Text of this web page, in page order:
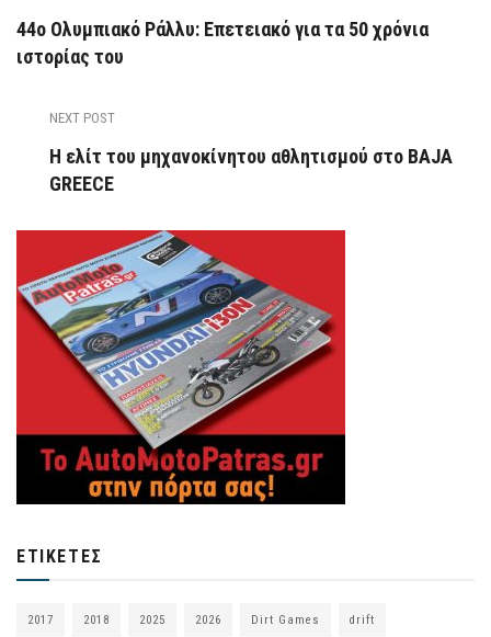
44o Ολυμπιακό Ράλλυ: Επετειακό για τα 50 χρόνια
ιστορίας του
NEXT POST
Η ελίτ του μηχανοκίνητου αθλητισμού στο BAJA
GREECΕ
ΕΤΙΚΈΤΕΣ
2017 2018 2025 2026 Dirt Games drift